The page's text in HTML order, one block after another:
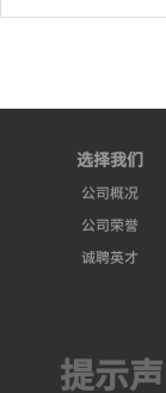
选择我们
公司概况
公司荣誉
诚聘英才
提示声